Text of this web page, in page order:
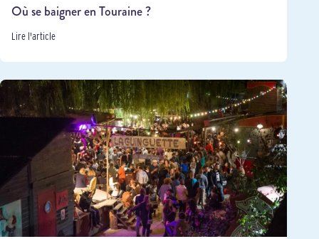
Où se baigner en Touraine ?
Lire l'article